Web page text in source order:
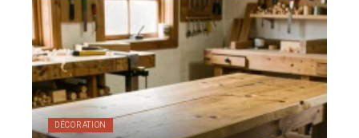
DÉCORATION